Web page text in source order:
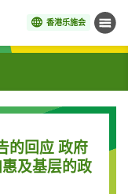
香港乐施会 菜单
的回应 政府
及基层的政